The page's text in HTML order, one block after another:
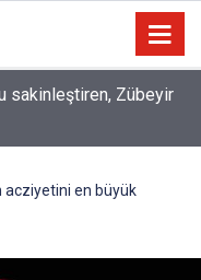
zorunda kalıyoruz?
acziyetini en büyük